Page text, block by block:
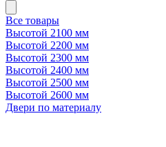
Все товары
Высотой 2100 мм
Высотой 2200 мм
Высотой 2300 мм
Высотой 2400 мм
Высотой 2500 мм
Высотой 2600 мм
Двери по материалу